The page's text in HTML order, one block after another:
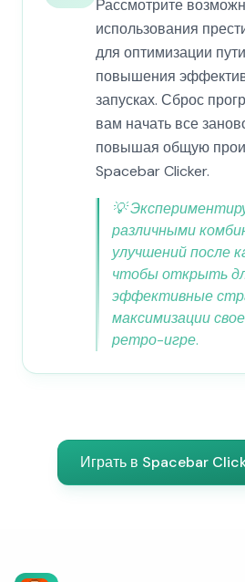
Рассмотрите
использования
для оптимизации
повышения
запусках. Сброс
вам начать все
повышая общую
Spacebar Clicker.
💡
различными
улучшений после
чтобы открыть
эффективные
максимизации
ретро-игре.
Играть в Spacebar